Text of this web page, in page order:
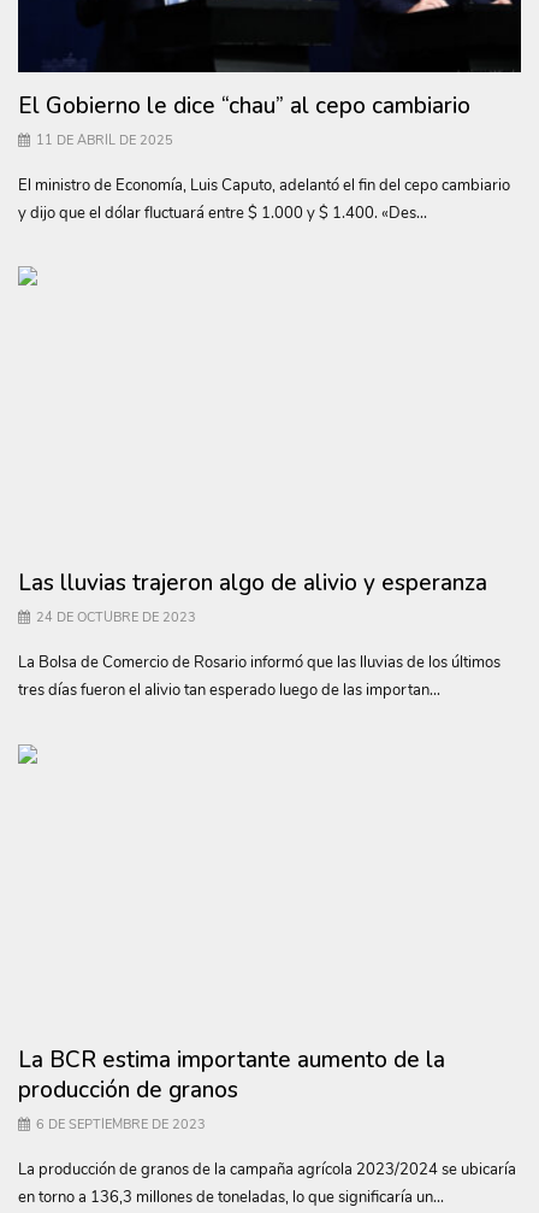
El Gobierno le dice “chau” al cepo cambiario
11 DE ABRIL DE 2025
El ministro de Economía, Luis Caputo, adelantó el fin del cepo cambiario
y dijo que el dólar fluctuará entre $ 1.000 y $ 1.400. «Des...
Las lluvias trajeron algo de alivio y esperanza
24 DE OCTUBRE DE 2023
La Bolsa de Comercio de Rosario informó que las lluvias de los últimos
tres días fueron el alivio tan esperado luego de las importan...
La BCR estima importante aumento de la
producción de granos
6 DE SEPTIEMBRE DE 2023
La producción de granos de la campaña agrícola 2023/2024 se ubicaría
en torno a 136,3 millones de toneladas, lo que significaría un...